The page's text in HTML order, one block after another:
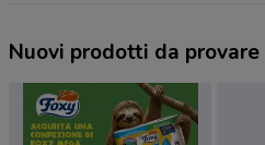
Nuovi prodotti da provare